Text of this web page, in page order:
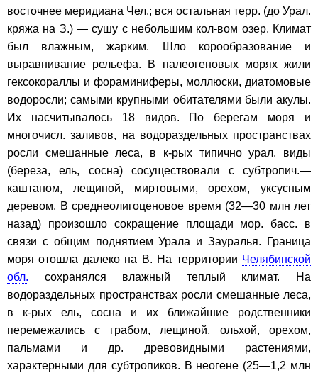
восточнее меридиана Чел.; вся остальная терр. (до Урал.
кряжа на З.) — сушу с небольшим кол-вом озер. Климат
был влажным, жарким. Шло корообразование и
выравнивание рельефа. В палеогеновых морях жили
гексокораллы и фораминиферы, моллюски, диатомовые
водоросли; самыми крупными обитателями были акулы.
Их насчитывалось 18 видов. По берегам моря и
многочисл. заливов, на водораздельных пространствах
росли смешанные леса, в к-рых типично урал. виды
(береза, ель, сосна) сосуществовали с субтропич.—
каштаном, лещиной, миртовыми, орехом, уксусным
деревом. В среднеолигоценовое время (32—30 млн лет
назад) произошло сокращение площади мор. басс. в
связи с общим поднятием Урала и Зауралья. Граница
моря отошла далеко на В. На территории Челябинской
обл. сохранялся влажный теплый климат. На
водораздельных пространствах росли смешанные леса,
в к-рых ель, сосна и их ближайшие родственники
перемежались с грабом, лещиной, ольхой, орехом,
пальмами и др. древовидными растениями,
характерными для субтропиков. В неогене (25—1,2 млн